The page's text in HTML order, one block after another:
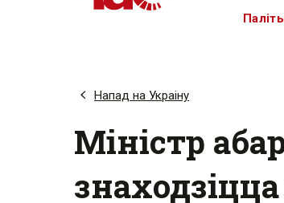
Напад на Украіну
Міністр